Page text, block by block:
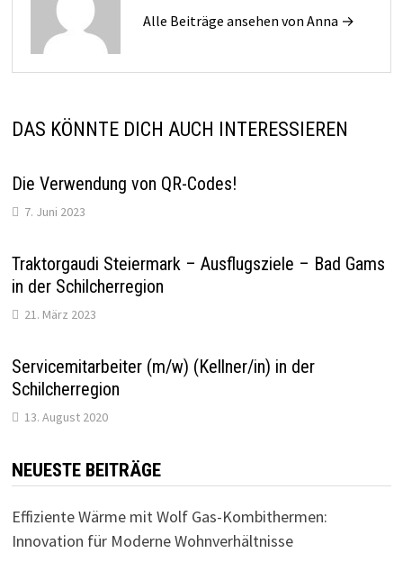
Alle Beiträge ansehen von Anna →
DAS KÖNNTE DICH AUCH INTERESSIEREN
Die Verwendung von QR-Codes!
7. Juni 2023
Traktorgaudi Steiermark – Ausflugsziele – Bad Gams
in der Schilcherregion
21. März 2023
Servicemitarbeiter (m/w) (Kellner/in) in der
Schilcherregion
13. August 2020
NEUESTE BEITRÄGE
Effiziente Wärme mit Wolf Gas-Kombithermen:
Innovation für Moderne Wohnverhältnisse